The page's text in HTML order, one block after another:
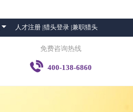
 人才注册 |猎头登录 |兼职猎头
免费咨询热线
 400-138-6860